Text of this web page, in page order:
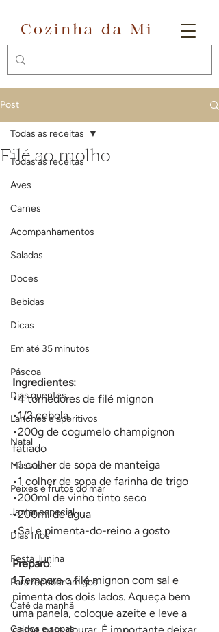
Cozinha da Mi
Post
Todas as receitas
Aves
Carnes
Acompanhamentos
Saladas
Doces
Bebidas
Dicas
Em até 35 minutos
Páscoa
Dias quentes
Lanches e aperitivos
Natal
Massas
Peixes e frutos do mar
Jantar especial
Dias frios
Festa Junina
Para receber amigos
Café da manhã
Caldos e sopas
Todas as receitas
Filé ao molho
Ingredientes:
•4 tornedores de filé mignon
•1/2 cebola
•200g de cogumelo champignon
fatiado
•1 colher de sopa de manteiga
•1 colher de sopa de farinha de trigo
•200ml de vinho tinto seco
•200ml de água
•Sal e pimenta-do-reino a gosto
Preparo:
1.Tempere o filé mignon com sal e
pimenta dos dois lados. Aqueça bem
uma panela, coloque azeite e leve a